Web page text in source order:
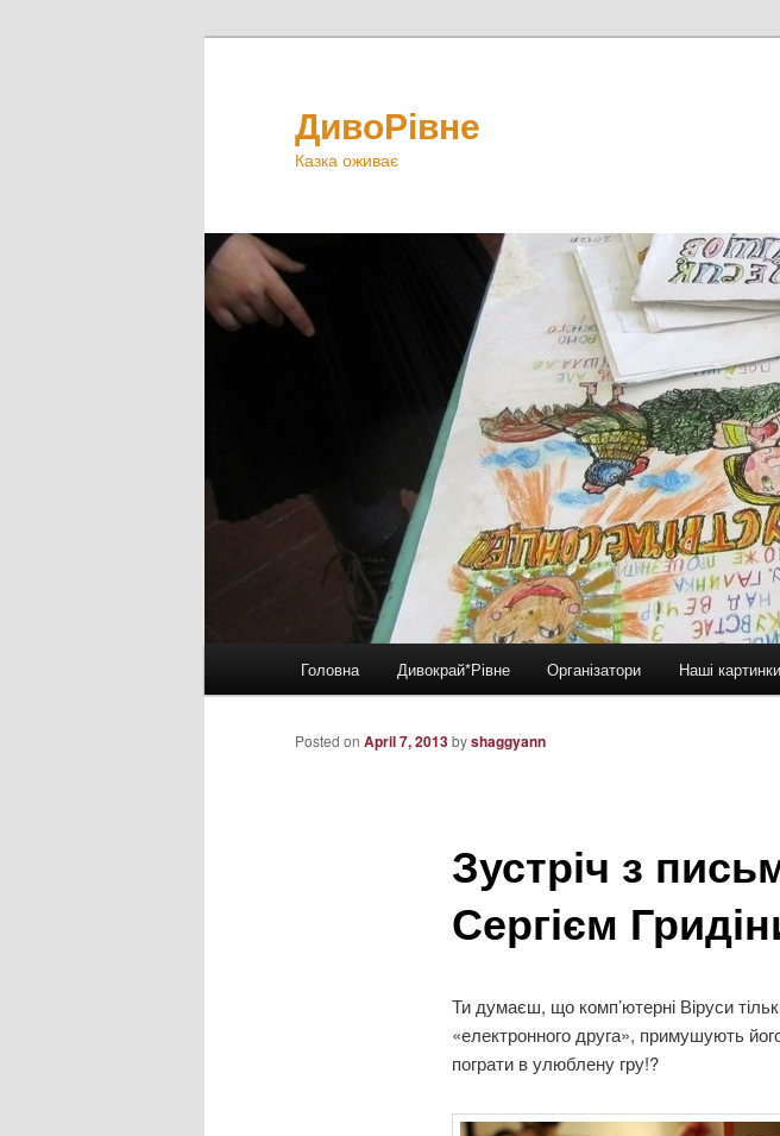
ДивоРівне
Казка оживає
Skip
to
Головна Дивокрай*Рівне Організатори Наші картинки
Зустріч з
Сергієм
Posted on April 7, 2013byshaggyann
Ти думаєш, що комп’ютерні Віруси
«електронного друга», примушують
пограти в улюблену гру!?